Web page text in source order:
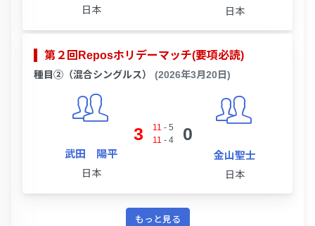
日本 日本
第２回Reposホリデーマッチ(要項必読)
種目②（混合シングルス） (2026年3月20日)
武田 陽平
日本
3 11 - 5
11 - 4 0
金山聖士
日本
もっと見る